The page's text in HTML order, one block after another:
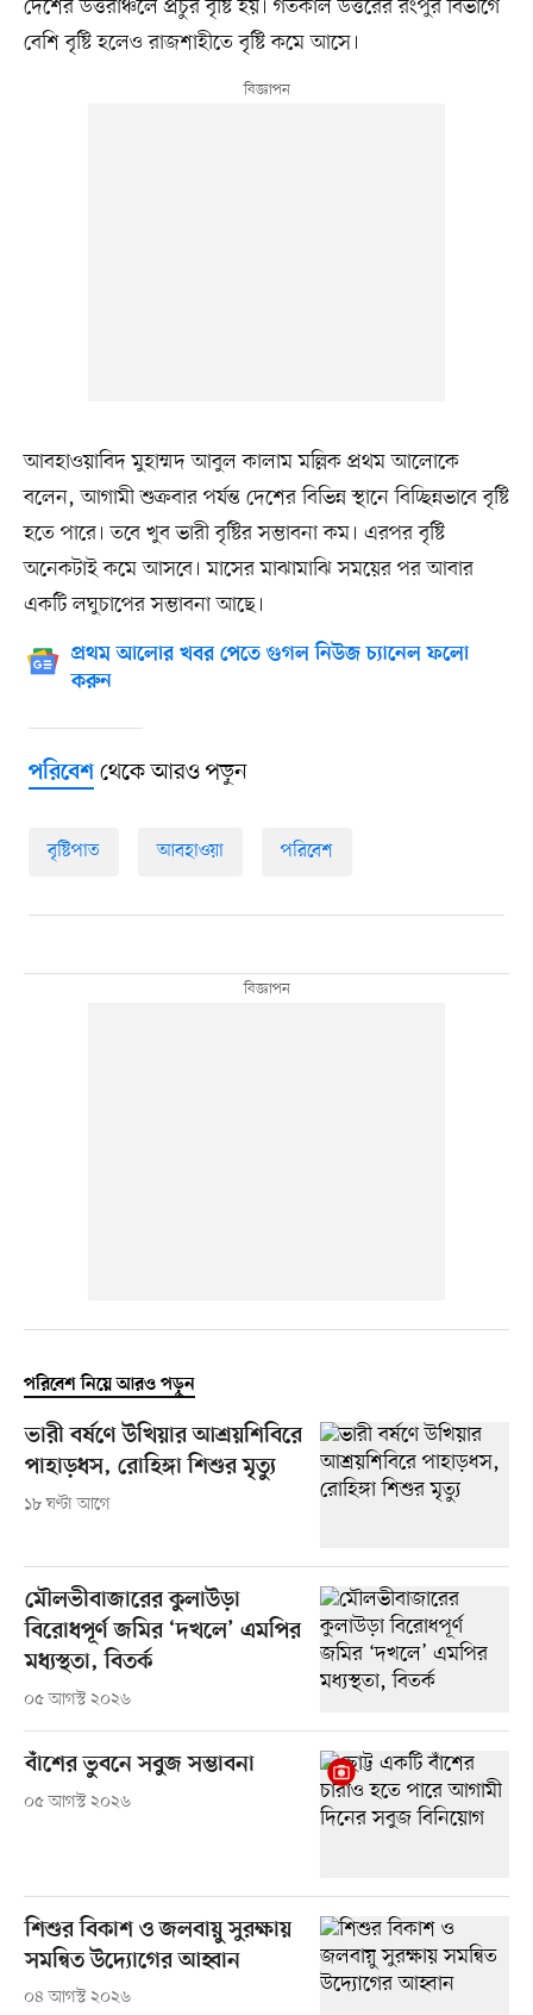
দেশের উত্তরাঞ্চলে প্রচুর বৃষ্টি হয়। গতকাল উত্তরের রংপুর বিভাগে
বেশি বৃষ্টি হলেও রাজশাহীতে বৃষ্টি কমে আসে।
আবহাওয়াবিদ মুহাম্মদ আবুল কালাম মল্লিক প্রথম আলোকে
বলেন, আগামী শুক্রবার পর্যন্ত দেশের বিভিন্ন স্থানে বিচ্ছিন্নভাবে বৃষ্টি
হতে পারে। তবে খুব ভারী বৃষ্টির সম্ভাবনা কম। এরপর বৃষ্টি
অনেকটাই কমে আসবে। মাসের মাঝামাঝি সময়ের পর আবার
একটি লঘুচাপের সম্ভাবনা আছে।
প্রথম আলোর খবর পেতে গুগল নিউজ চ্যানেল ফলো
করুন
পরিবেশথেকে আরও পড়ুন
বৃষ্টিপাত আবহাওয়া পরিবেশ
পরিবেশ নিয়ে আরও পড়ুন
ভারী বর্ষণে উখিয়ার আশ্রয়শিবিরে
পাহাড়ধস, রোহিঙ্গা শিশুর মৃত্যু
১৮ ঘণ্টা আগে
মৌলভীবাজারের কুলাউড়া
বিরোধপূর্ণ জমির ‘দখলে’ এমপির
মধ্যস্থতা, বিতর্ক
০৫ আগস্ট ২০২৬
বাঁশের ভুবনে সবুজ সম্ভাবনা
০৫ আগস্ট ২০২৬
শিশুর বিকাশ ও জলবায়ু সুরক্ষায়
সমন্বিত উদ্যোগের আহ্বান
০৪ আগস্ট ২০২৬